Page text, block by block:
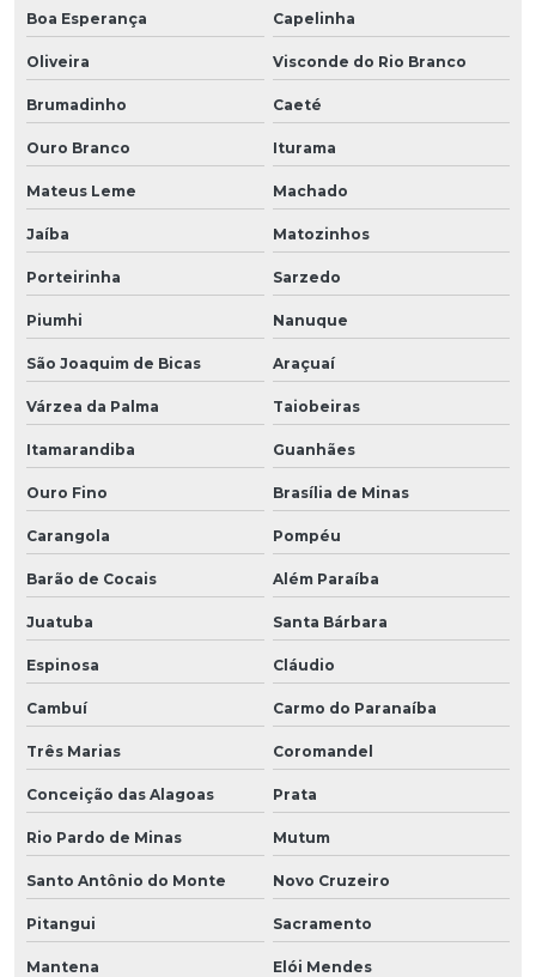
Boa Esperança Capelinha
Oliveira Visconde do Rio Branco
Brumadinho Caeté
Ouro Branco Iturama
Mateus Leme Machado
Jaíba Matozinhos
Porteirinha Sarzedo
Piumhi Nanuque
São Joaquim de Bicas Araçuaí
Várzea da Palma Taiobeiras
Itamarandiba Guanhães
Ouro Fino Brasília de Minas
Carangola Pompéu
Barão de Cocais Além Paraíba
Juatuba Santa Bárbara
Espinosa Cláudio
Cambuí Carmo do Paranaíba
Três Marias Coromandel
Conceição das Alagoas Prata
Rio Pardo de Minas Mutum
Santo Antônio do Monte Novo Cruzeiro
Pitangui Sacramento
Mantena Elói Mendes